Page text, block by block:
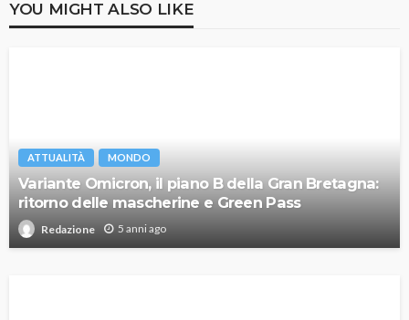
YOU MIGHT ALSO LIKE
ATTUALITÀ MONDO
Variante Omicron, il piano B della Gran Bretagna:
ritorno delle mascherine e Green Pass
Redazione 5 anni ago